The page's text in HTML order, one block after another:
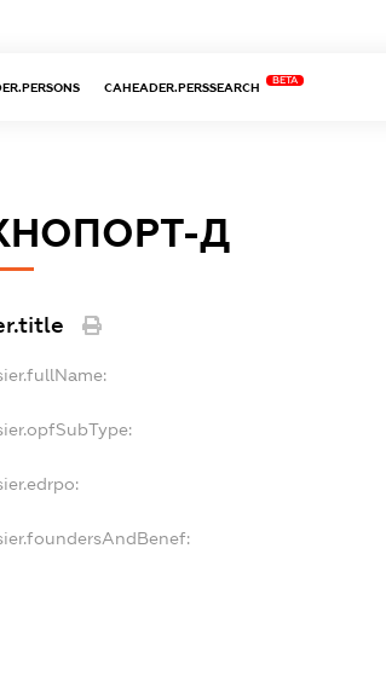
CAHEADER.PERSSEARCH
BETA
Д